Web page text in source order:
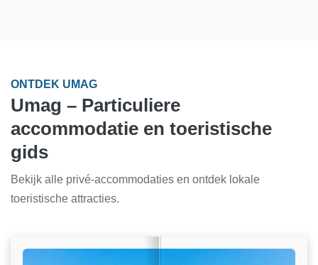
ONTDEK UMAG
Umag – Particuliere
accommodatie en toeristische
gids
Bekijk alle privé-accommodaties en ontdek lokale
toeristische attracties.